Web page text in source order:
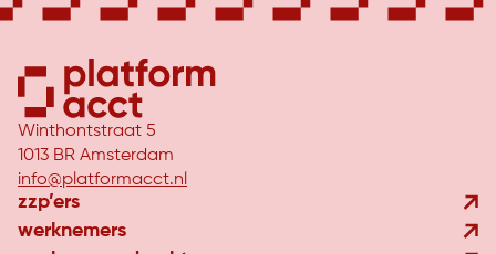
Winthontstraat 5
1013 BR Amsterdam
info@platformacct.nl
zzp’ers
werknemers